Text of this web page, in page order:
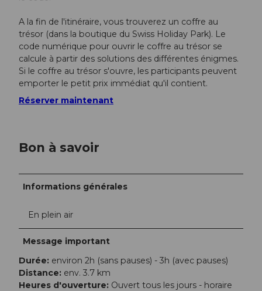
A la fin de l'itinéraire, vous trouverez un coffre au
trésor (dans la boutique du Swiss Holiday Park). Le
code numérique pour ouvrir le coffre au trésor se
calcule à partir des solutions des différentes énigmes.
Si le coffre au trésor s'ouvre, les participants peuvent
emporter le petit prix immédiat qu'il contient.
Réserver maintenant
Bon à savoir
Informations générales
En plein air
Message important
Durée: environ 2h (sans pauses) - 3h (avec pauses)
Distance: env. 3.7 km
Heures d'ouverture: Ouvert tous les jours - horaire